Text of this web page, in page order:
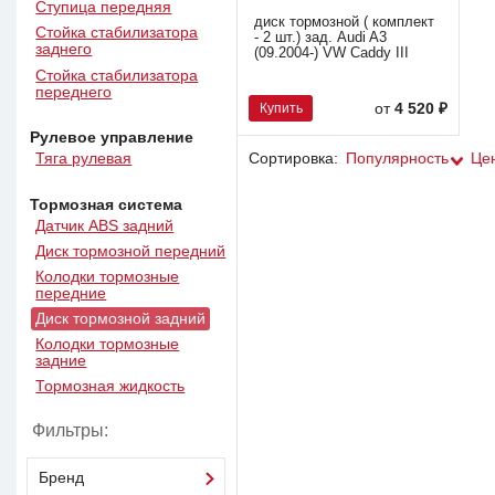
Ступица передняя
Стойка стабилизатора
заднего
Стойка стабилизатора
переднего
Рулевое управление
Тяга рулевая
Тормозная система
Датчик ABS задний
Диск тормозной передний
Колодки тормозные
передние
Диск тормозной задний
Колодки тормозные
задние
Тормозная жидкость
Фильтры:
Бренд
диск тормозной ( комплект
- 2 шт.) зад. Audi A3
(09.2004-) VW Caddy III
Купить от4 520 ₽
Сортировка: Популярность